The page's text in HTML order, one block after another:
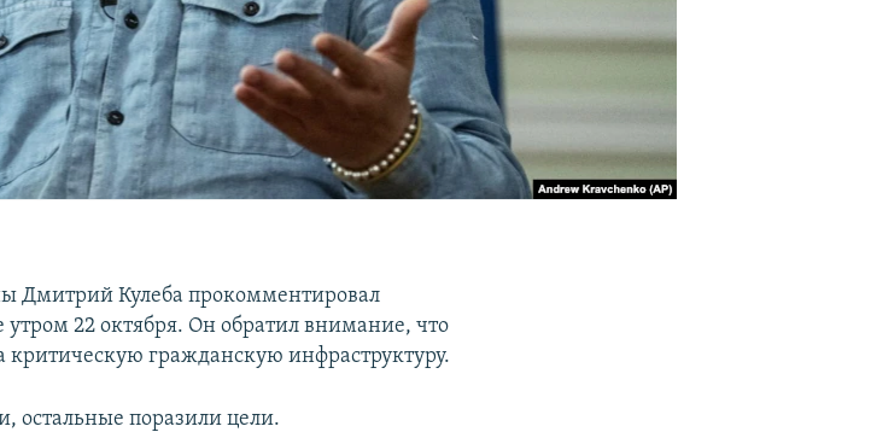
Дмитрий Кулеба прокомментировал
22 октября. Он обратил внимание, что
гражданскую инфраструктуру.
остальные поразили цели.